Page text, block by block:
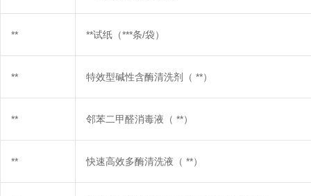
** **试纸（***条/袋）
** 特效型碱性含酶清洗剂（ **）
** 邻苯二甲醛消毒液（ **）
** 快速高效多酶清洗液（ **）